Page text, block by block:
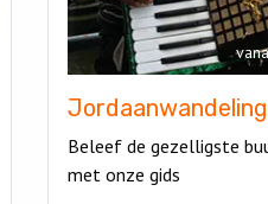
Jordaanwandeling
Beleef de gezelligste
met onze gids